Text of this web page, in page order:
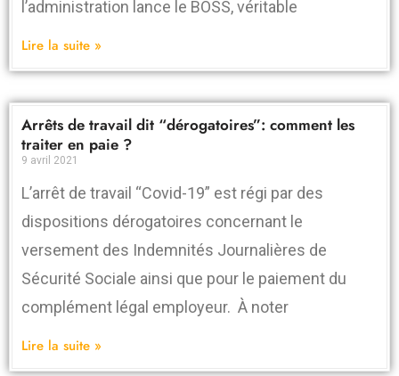
l’administration lance le BOSS, véritable
Lire la suite »
Arrêts de travail dit “dérogatoires”: comment les
traiter en paie ?
9 avril 2021
L’arrêt de travail “Covid-19” est régi par des
dispositions dérogatoires concernant le
versement des Indemnités Journalières de
Sécurité Sociale ainsi que pour le paiement du
complément légal employeur. À noter
Lire la suite »